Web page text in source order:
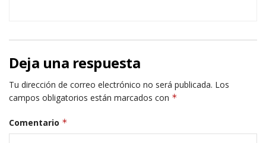
Deja una respuesta
Tu dirección de correo electrónico no será publicada. Los
campos obligatorios están marcados con *
Comentario *